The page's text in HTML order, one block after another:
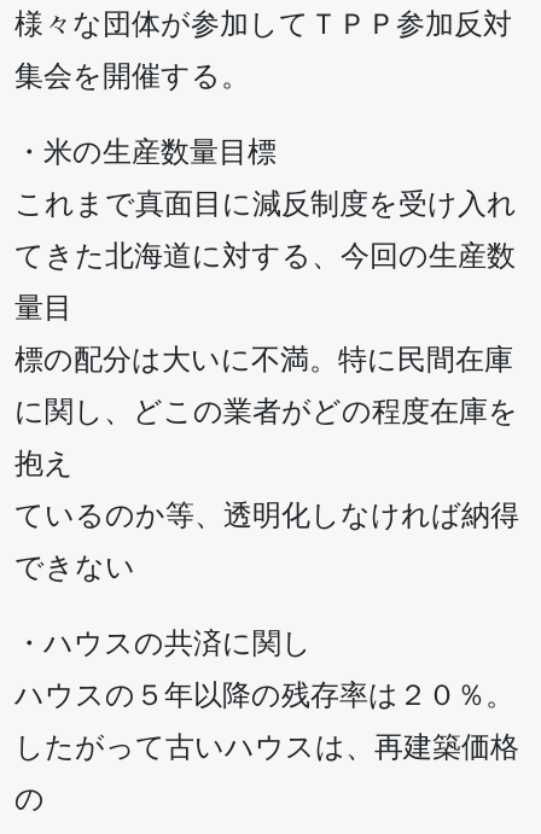
様々な団体が参加してＴＰＰ参加反対
集会を開催する。
・米の生産数量目標
これまで真面目に減反制度を受け入れ
てきた北海道に対する、今回の生産数
量目
標の配分は大いに不満。特に民間在庫
に関し、どこの業者がどの程度在庫を
抱え
ているのか等、透明化しなければ納得
できない
・ハウスの共済に関し
ハウスの５年以降の残存率は２０％。
したがって古いハウスは、再建築価格
の